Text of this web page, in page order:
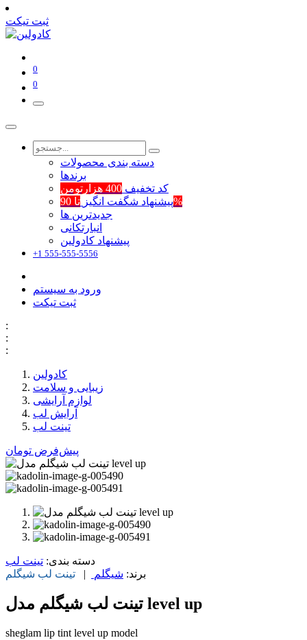
ثبت تیکت
0
0
دسته بندی محصولات
برند‌ها
کد تخفیف 400 هزارتومن
پیشنهاد شگفت انگیزتا 90%
جدیدترین ها
انبارتکانی
پیشنهاد کادولین
+1 555-555-5556
ورود به سیستم
ثبت تیکت
:
:
:
کادولین
زیبایی و سلامت
لوازم آرایشی
آرایش لب
تینت لب
پیش‌فرض تومان
دسته بندی: تینت لب
برند: شیگلم | تینت لب شیگلم
تینت لب شیگلم مدل level up
sheglam lip tint level up model